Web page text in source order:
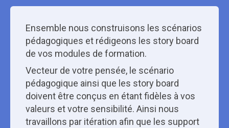
Ensemble nous construisons les scénarios
pédagogiques et rédigeons les story board
de vos modules de formation.
Vecteur de votre pensée, le scénario
pédagogique ainsi que les story board
doivent être conçus en étant fidèles à vos
valeurs et votre sensibilité. Ainsi nous
travaillons par itération afin que les support